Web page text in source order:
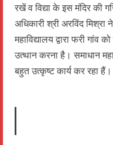
रखें व विद्या के इस मंदिर की
अधिकारी श्री अरविंद
महाविद्यालय द्वारा फरी
उत्थान करना है। समाधान
बहुत उत्कृष्ट कार्य कर रहा हैं।